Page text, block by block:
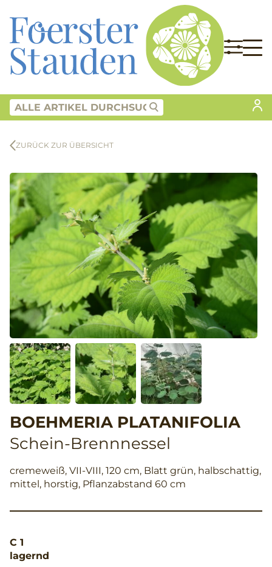
ZURÜCK ZUR ÜBERSICHT
BOEHMERIA PLATANIFOLIA
Schein-Brennnessel
cremeweiß, VII-VIII, 120 cm, Blatt grün, halbschattig,
mittel, horstig, Pflanzabstand 60 cm
C 1
lagernd